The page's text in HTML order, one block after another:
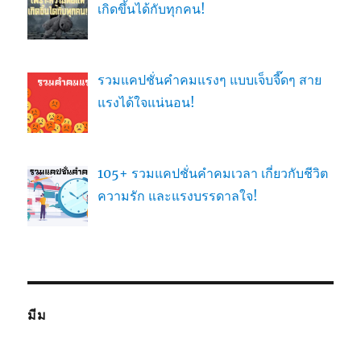
เกิดขึ้นได้กับทุกคน!
รวมแคปชั่นคำคมแรงๆ แบบเจ็บจี๊ดๆ สาย
แรงได้ใจแน่นอน!
105+ รวมแคปชั่นคำคมเวลา เกี่ยวกับชีวิต
ความรัก และแรงบรรดาลใจ!
มีม